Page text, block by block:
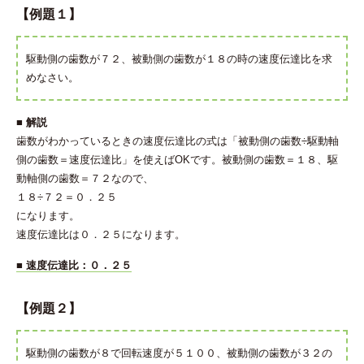
【例題１】
駆動側の歯数が７２、被動側の歯数が１８の時の速度伝達比を求
めなさい。
■ 解説
歯数がわかっているときの速度伝達比の式は「被動側の歯数÷駆動軸
側の歯数＝速度伝達比」を使えばOKです。被動側の歯数＝１８、駆
動軸側の歯数＝７２なので、
１８÷７２＝０．２５
になります。
速度伝達比は０．２５になります。
■ 速度伝達比：０．２５
【例題２】
駆動側の歯数が８で回転速度が５１００、被動側の歯数が３２の